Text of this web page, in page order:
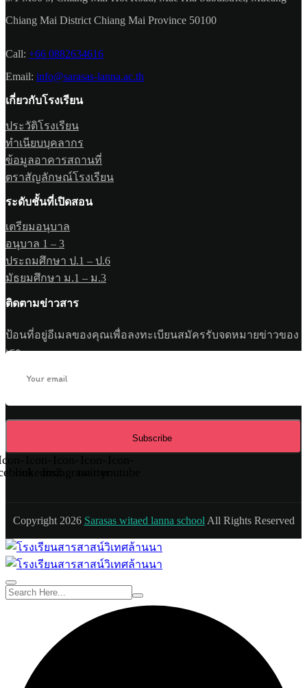
Chiang Mai District Chiang Mai Province 50100
Call: +66 0882634616
Email: info@sarasas-lanna.ac.th
เกี่ยวกับโรงเรียน
ประวัติโรงเรียน
ทำเนียบบุคลากร
ข้อมูลอาคารสถานที่
ตราสัญลักษณ์โรงเรียน
ระดับชั้นที่เปิดสอน
เตรียมอนุบาล
อนุบาล 1 – 3
ประถมศึกษา ป.1 – ป.6
มัธยมศึกษา ม.1 – ม.3
ติดตามข่าวสาร
ป้อนที่อยู่อีเมลของคุณเพื่อลงทะเบียนสมัครรับจดหมายข่าวของ
เรา
Subscribe
Copyright 2026 Sarasas witaed lanna school All Rights Reserved